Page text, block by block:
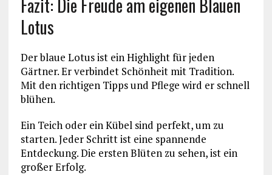
Fazit: Die Freude am eigenen Blauen
Lotus
Der blaue Lotus ist ein Highlight für jeden
Gärtner. Er verbindet Schönheit mit Tradition.
Mit den richtigen Tipps und Pflege wird er schnell
blühen.
Ein Teich oder ein Kübel sind perfekt, um zu
starten. Jeder Schritt ist eine spannende
Entdeckung. Die ersten Blüten zu sehen, ist ein
großer Erfolg.